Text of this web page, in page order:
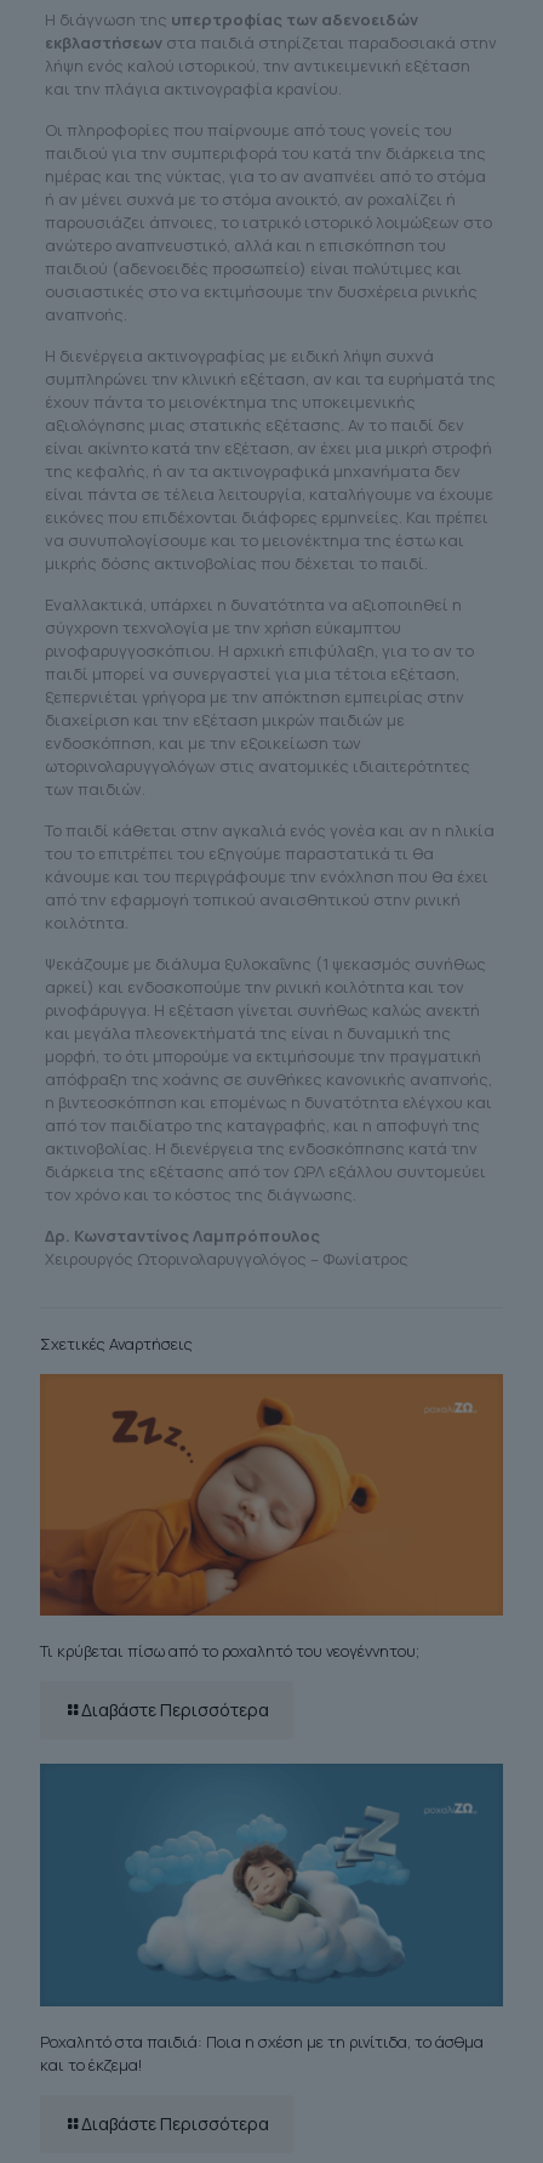
Η διάγνωση της υπερτροφίας των αδενοειδών
εκβλαστήσεωνστα παιδιά στηρίζεται παραδοσιακά στην
λήψη ενός καλού ιστορικού, την αντικειμενική εξέταση
και την πλάγια ακτινογραφία κρανίου.
Οι πληροφορίες που παίρνουμε από τους γονείς του
παιδιού για την συμπεριφορά του κατά την διάρκεια της
ημέρας και της νύκτας, για το αν αναπνέει από το στόμα
ή αν μένει συχνά με το στόμα ανοικτό, αν ροχαλίζει ή
παρουσιάζει άπνοιες, το ιατρικό ιστορικό λοιμώξεων στο
ανώτερο αναπνευστικό, αλλά και η επισκόπηση του
παιδιού (αδενοειδές προσωπείο) είναι πολύτιμες και
ουσιαστικές στο να εκτιμήσουμε την δυσχέρεια ρινικής
αναπνοής.
Η διενέργεια ακτινογραφίας με ειδική λήψη συχνά
συμπληρώνει την κλινική εξέταση, αν και τα ευρήματά της
έχουν πάντα το μειονέκτημα της υποκειμενικής
αξιολόγησης μιας στατικής εξέτασης. Αν το παιδί δεν
είναι ακίνητο κατά την εξέταση, αν έχει μια μικρή στροφή
της κεφαλής, ή αν τα ακτινογραφικά μηχανήματα δεν
είναι πάντα σε τέλεια λειτουργία, καταλήγουμε να έχουμε
εικόνες που επιδέχονται διάφορες ερμηνείες. Και πρέπει
να συνυπολογίσουμε και το μειονέκτημα της έστω και
μικρής δόσης ακτινοβολίας που δέχεται το παιδί.
Εναλλακτικά, υπάρχει η δυνατότητα να αξιοποιηθεί η
σύγχρονη τεχνολογία με την χρήση εύκαμπτου
ρινοφαρυγγοσκόπιου. Η αρχική επιφύλαξη, για το αν το
παιδί μπορεί να συνεργαστεί για μια τέτοια εξέταση,
ξεπερνιέται γρήγορα με την απόκτηση εμπειρίας στην
διαχείριση και την εξέταση μικρών παιδιών με
ενδοσκόπηση, και με την εξοικείωση των
ωτορινολαρυγγολόγων στις ανατομικές ιδιαιτερότητες
των παιδιών.
Το παιδί κάθεται στην αγκαλιά ενός γονέα και αν η ηλικία
του το επιτρέπει του εξηγούμε παραστατικά τι θα
κάνουμε και του περιγράφουμε την ενόχληση που θα έχει
από την εφαρμογή τοπικού αναισθητικού στην ρινική
κοιλότητα.
Ψεκάζουμε με διάλυμα ξυλοκαΐνης (1 ψεκασμός συνήθως
αρκεί) και ενδοσκοπούμε την ρινική κοιλότητα και τον
ρινοφάρυγγα. Η εξέταση γίνεται συνήθως καλώς ανεκτή
και μεγάλα πλεονεκτήματά της είναι η δυναμική της
μορφή, το ότι μπορούμε να εκτιμήσουμε την πραγματική
απόφραξη της χοάνης σε συνθήκες κανονικής αναπνοής,
η βιντεοσκόπηση και επομένως η δυνατότητα ελέγχου και
από τον παιδίατρο της καταγραφής, και η αποφυγή της
ακτινοβολίας. Η διενέργεια της ενδοσκόπησης κατά την
διάρκεια της εξέτασης από τον ΩΡΛ εξάλλου συντομεύει
τον χρόνο και το κόστος της διάγνωσης.
Δρ. Κωνσταντίνος Λαμπρόπουλος
Χειρουργός Ωτορινολαρυγγολόγος – Φωνίατρος
Σχετικές Αναρτήσεις
Τι κρύβεται πίσω από το ροχαλητό του νεογέννητου;
Διαβάστε Περισσότερα
Ροχαλητό στα παιδιά: Ποια η σχέση με τη ρινίτιδα, το άσθμα
και το έκζεμα!
Διαβάστε Περισσότερα